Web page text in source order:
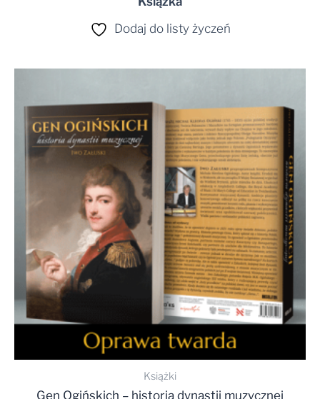
Dodaj do listy życzeń
Książki
Gen Ogińskich – historia dynastii muzycznej